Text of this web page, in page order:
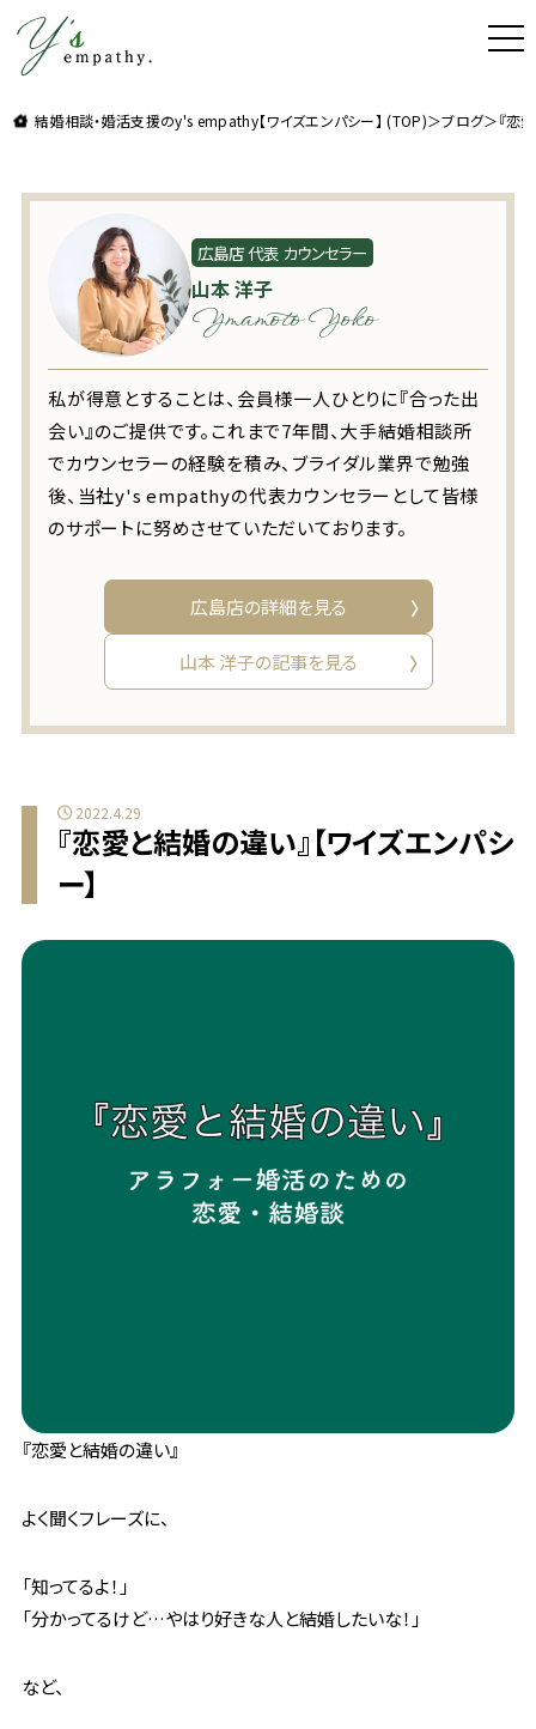
結婚相談・婚活支援のy's empathy【ワイズエンパシー】 (TOP)＞ブログ＞『恋
広島店 代表 カウンセラー
山本 洋子
Ymamoto Yoko
私が得意とすることは、会員様一人ひとりに『合った出
会い』のご提供です。これまで7年間、大手結婚相談所
でカウンセラーの経験を積み、ブライダル業界で勉強
後、当社y's empathyの代表カウンセラーとして皆様
のサポートに努めさせていただいております。
広島店の詳細を見る
山本 洋子の記事を見る
2022.4.29
『恋愛と結婚の違い』【ワイズエンパシ
ー】
『恋愛と結婚の違い』
よく聞くフレーズに、
「知ってるよ！」
「分かってるけど…やはり好きな人と結婚したいな！」
など、
t
o
e
i